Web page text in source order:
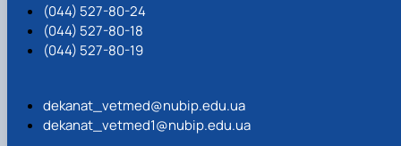
(044) 527-80-24
(044) 527-80-18
(044) 527-80-19
dekanat_vetmed@nubip.edu.ua
dekanat_vetmed1@nubip.edu.ua